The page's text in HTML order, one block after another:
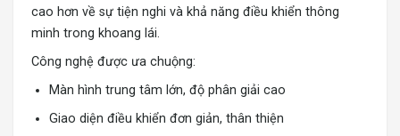
cao hơn về sự tiện nghi và khả năng điều khiển thông
minh trong khoang lái.
Công nghệ được ưa chuộng:
Màn hình trung tâm lớn, độ phân giải cao
Giao diện điều khiển đơn giản, thân thiện